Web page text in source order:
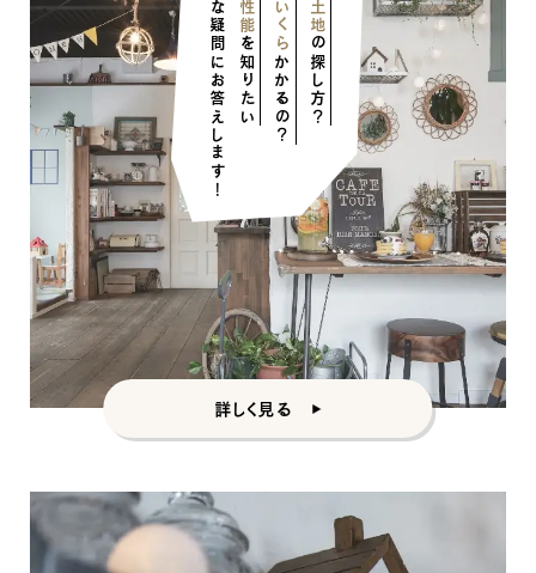
を知りたい
いくら
かかるの？
土地
の探し方？
そんな疑問にお答えします！
詳しく見る